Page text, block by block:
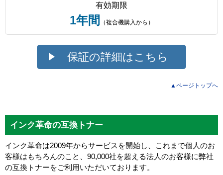
有効期限
1年間 （複合機購入から）
保証の詳細はこちら
▲ページトップへ
インク革命の互換トナー
インク革命は2009年からサービスを開始し、これまで個人のお
客様はもちろんのこと、90,000社を超える法人のお客様に弊社
の互換トナーをご利用いただいております。